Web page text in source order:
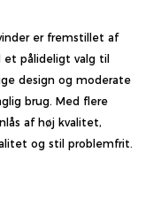
er fremstillet af
et pålideligt valg til
design og moderate
brug. Med flere
af høj kvalitet,
og stil problemfrit.